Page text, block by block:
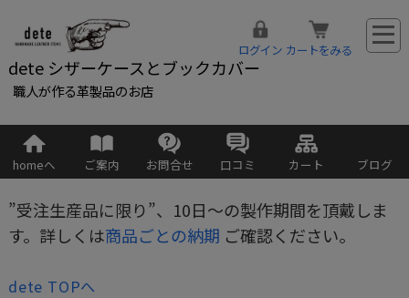
dete シザーケースとブックカバー
職人が作る革製品のお店
ログイン カートをみる
homeへ ご案内 お問合せ 口コミ カート ブログ
”受注生産品に限り”、10日～の製作期間を頂戴しま
す。詳しくは商品ごとの納期 ご確認ください。
dete TOPへ